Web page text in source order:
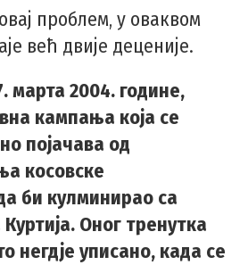
проблем, у оваквом
већ двије деценије.
марта 2004. године,
кампања која се
појачава од
косовске
би кулминирао са
Оног тренутка
негдје уписано, када се